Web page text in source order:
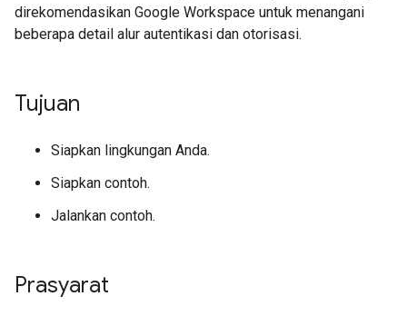
direkomendasikan Google Workspace untuk menangani
beberapa detail alur autentikasi dan otorisasi.
Tujuan
Siapkan lingkungan Anda.
Siapkan contoh.
Jalankan contoh.
Prasyarat